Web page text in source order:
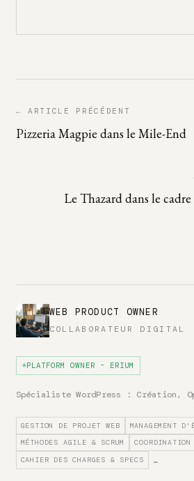
← ARTICLE PRÉCÉDENT
Pizzeria Magpie dans le Mile-End
Le Thazard dans le
WEB PRODUCT OWNER
COLLABORATEUR DIGITAL
PLATFORM OWNER - ERIUM
Spécialiste WordPress : Création,
GESTION DE PROJET WEB
MANAGEMENT
MÉTHODES AGILE & SCRUM
CAHIER DES CHARGES & SPECS
…